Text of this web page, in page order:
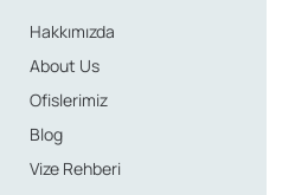
Hakkımızda
About Us
Ofislerimiz
Blog
Vize Rehberi